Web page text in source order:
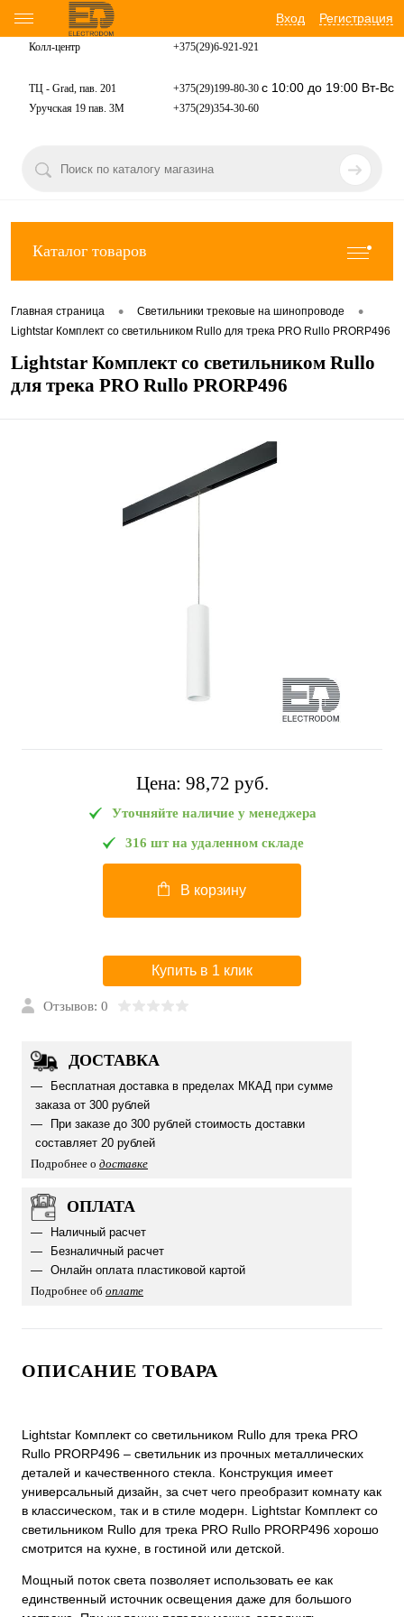
Вход Регистрация
Колл-центр +375(29)6-921-921
ТЦ - Grad, пав. 201 +375(29)199-80-30 с 10:00 до 19:00 Вт-Вс
Уручская 19 пав. 3М +375(29)354-30-60
Каталог товаров
Главная страница • Светильники трековые на шинопроводе •
Lightstar Комплект со светильником Rullo для трека PRO Rullo PRORP496
Lightstar Комплект со светильником Rullo
для трека PRO Rullo PRORP496
Цена: 98,72 pуб.
Уточняйте наличие у менеджера
316 шт на удаленном складе
В корзину
Купить в 1 клик
Отзывов: 0
ДОСТАВКА
Бесплатная доставка в пределах МКАД при сумме
заказа от 300 рублей
При заказе до 300 рублей стоимость доставки
составляет 20 рублей
Подробнее о доставке
ОПЛАТА
Наличный расчет
Безналичный расчет
Онлайн оплата пластиковой картой
Подробнее об оплате
ОПИСАНИЕ ТОВАРА
Lightstar Комплект со светильником Rullo для трека PRO
Rullo PRORP496 – светильник из прочных металлических
деталей и качественного стекла. Конструкция имеет
универсальный дизайн, за счет чего преобразит комнату как
в классическом, так и в стиле модерн. Lightstar Комплект со
светильником Rullo для трека PRO Rullo PRORP496 хорошо
смотрится на кухне, в гостиной или детской.
Мощный поток света позволяет использовать ее как
единственный источник освещения даже для большого